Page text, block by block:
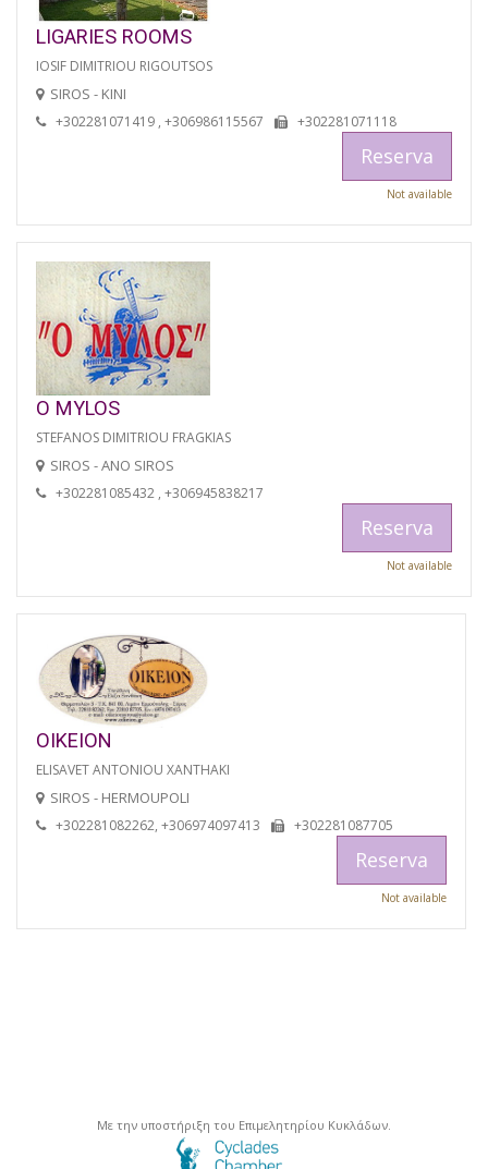
LIGARIES ROOMS
IOSIF DIMITRIOU RIGOUTSOS
SIROS - KINI
+302281071419 , +306986115567 +302281071118
Reserva
Not available
O MYLOS
STEFANOS DIMITRIOU FRAGKIAS
SIROS - ANO SIROS
+302281085432 , +306945838217
Reserva
Not available
OIKEION
ELISAVET ANTONIOU XANTHAKI
SIROS - HERMOUPOLI
+302281082262, +306974097413 +302281087705
Reserva
Not available
Με την υποστήριξη του Επιμελητηρίου Κυκλάδων.